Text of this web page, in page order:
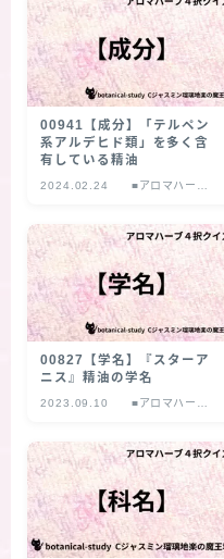
00941【成分】「テルペン
系アルデヒド類」を多く含
有している精油
2024.02.24
■アロマハーブ
00827【学名】『スターア
ニス』精油の学名
2023.09.10
■アロマハーブ